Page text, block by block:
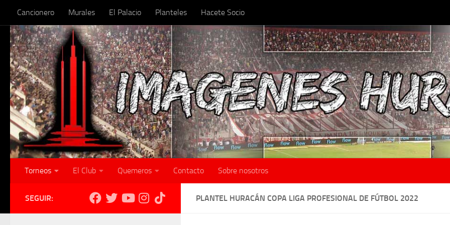
Skip to content
Cancionero Murales El Palacio Planteles Hacete Socio
Torneos El Club Quemeros Contacto Sobre nosotros
PLANTEL HURACÁN COPA LIGA PROFESIONAL DE FÚTBOL 2022
SEGUIR: